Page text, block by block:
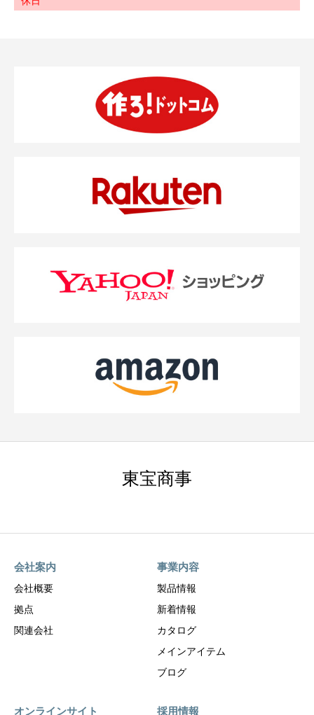
東宝商事
会社案内
会社概要
拠点
関連会社
事業内容
製品情報
新着情報
カタログ
メインアイテム
ブログ
オンラインサイト 採用情報